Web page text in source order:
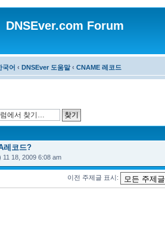
DNSEver.com Forum
국어 ‹ DNSEver 도움말 ‹ CNAME 레코드
레코드?
11 18, 2009 6:08 am
이전 주제글 표시: